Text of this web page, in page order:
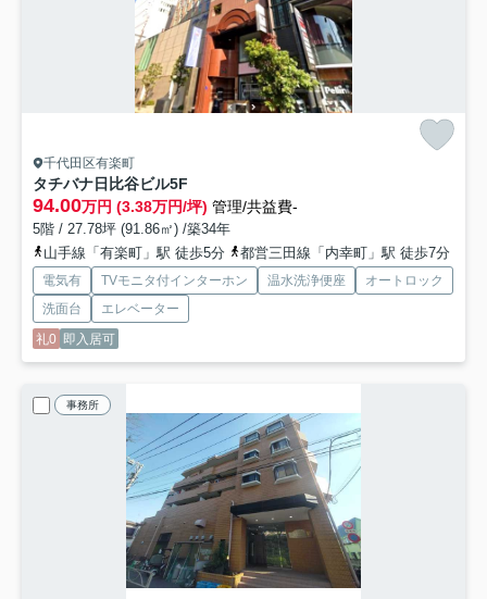
千代田区有楽町
タチバナ日比谷ビル5F
94.00万円 (3.38万円/坪) 管理/共益費-
5階 / 27.78坪 (91.86㎡) /築34年
山手線「有楽町」駅 徒歩5分
都営三田線「内幸町」駅 徒歩7分
電気有 TVモニタ付インターホン 温水洗浄便座
オートロック
洗面台
エレベーター
礼0 即入居可
事務所